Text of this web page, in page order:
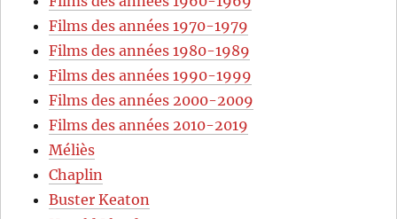
Films des années 1970-1979
Films des années 1980-1989
Films des années 1990-1999
Films des années 2000-2009
Films des années 2010-2019
Méliès
Chaplin
Buster Keaton